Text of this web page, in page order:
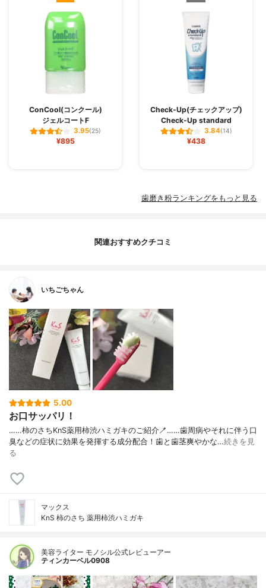
ConCool(コンクール)
ジェルコートF
3.95(25)
¥895
Check-Up(チェックアップ)
Check-Up standard
3.84(14)
¥438
歯磨き粉ランキングをもっと見る
関連おすすめクチコミ
いちごちゃん
5.00
お口サッパリ！
……⁡⁡柿のさち⁡⁡⁡KnS⁡⁡薬用柿渋ハミガキ⁡のご紹介🪥⁡……⁡⁡歯周病やそれに伴う⁡⁡口
臭などの症状に⁡⁡効果を発揮する成分配合！⁡⁡歯と歯茎⁡⁡爽やかな…続きを見
る
マックス
KnS 柿のさち 薬用柿渋ハミガキ
美容ライター モノシル公式レビューアー
ティンカーベル0908